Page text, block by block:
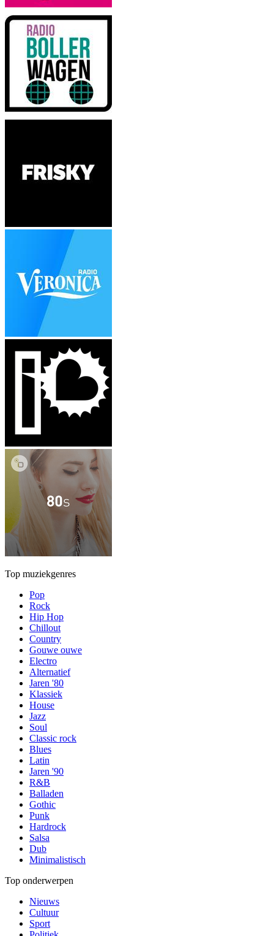
Top muziekgenres
Pop
Rock
Hip Hop
Chillout
Country
Gouwe ouwe
Electro
Alternatief
Jaren '80
Klassiek
House
Jazz
Soul
Classic rock
Blues
Latin
Jaren '90
R&B
Balladen
Gothic
Punk
Hardrock
Salsa
Dub
Minimalistisch
Top onderwerpen
Nieuws
Cultuur
Sport